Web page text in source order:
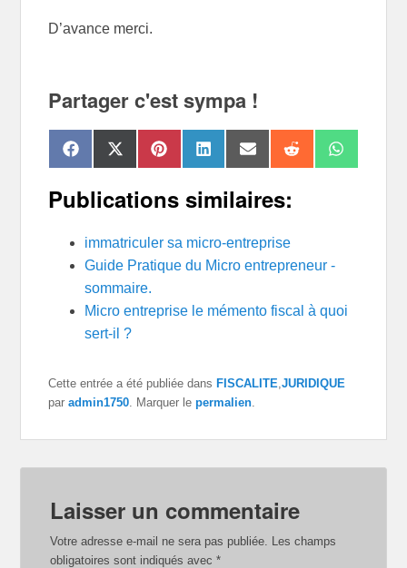
D’avance merci.
Partager c'est sympa !
Share
on
F
a
e
o
Share
on
X
(
w
t
e
r
)
Share
on
P
i
t
e
t
Share
on
L
i
k
I
n
Share
on
E
m
i
Share
on
R
e
Share
on
W
h
Publications similaires:
immatriculer sa micro-entreprise
Guide Pratique du Micro entrepreneur -
sommaire.
Micro entreprise le mémento fiscal à quoi
sert-il ?
Cette entrée a été publiée dansFISCALITE ,JURIDIQUE
paradmin1750 . Marquer lepermalien
Laisser un commentaire
Votre adresse e-mail ne sera pas publiée. Les champs
obligatoires sont indiqués avec*